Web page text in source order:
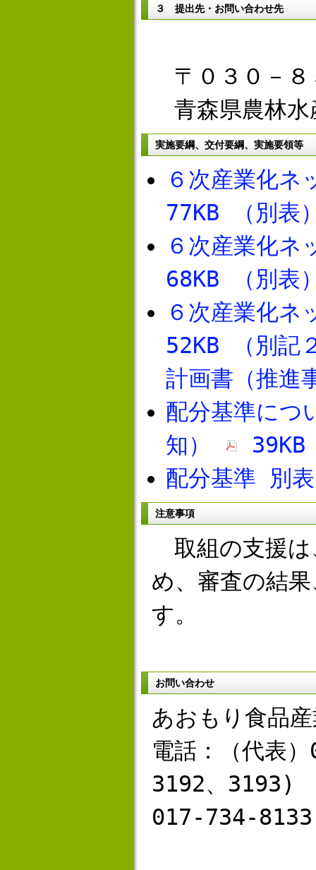
３ 提出先・お問い合わせ先
〒０３０－８
青森県農林水
実施要綱、交付要綱、実施要領等
６次産業化
77KB
（別
６次産業化
68KB
（別
６次産業化
52KB
（別
計画書（推進
配分基準につ
知）
39KB
配分基準 別
注意事項
取組の支援は
め、審査の結
す。
お問い合わせ
あおもり食品
電話：（代表
3192、3193)
017-734-8133